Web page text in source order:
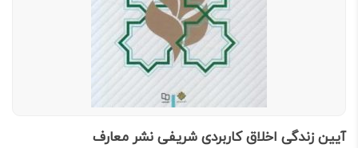
آیین زندگی اخلاق کاربردی شریفی نشر معارف